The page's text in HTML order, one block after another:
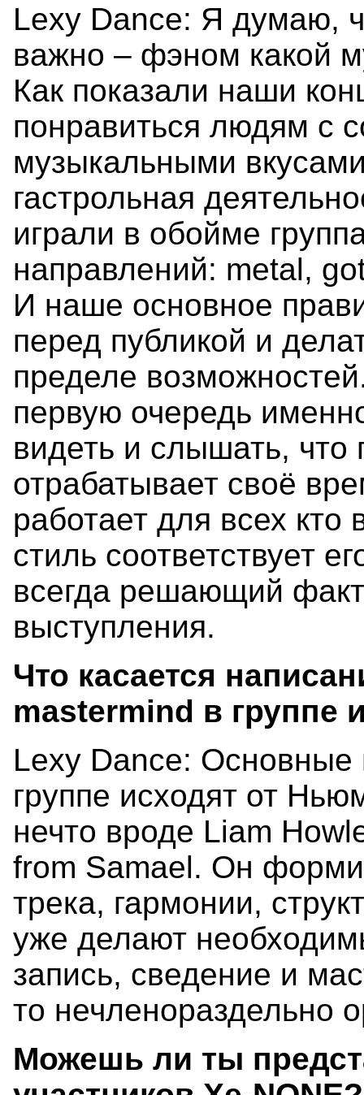
Lexy Dance: Я думаю,
важно – фэном какой
Как показали наши
понравиться людям с
музыкальными
гастрольная
играли в обойме
направлений: metal,
И наше основное
перед публикой и
пределе
первую очередь
видеть и слышать, что
отрабатывает своё
работает для всех
стиль соответствует
всегда решающий
выступления.
Что касается
mastermind в группе
Lexy Dance:
группе исходят от
нечто вроде Liam
from Samael. Он
трека, гармонии,
уже делают
запись, сведение и
то нечленораздельно
Можешь ли ты